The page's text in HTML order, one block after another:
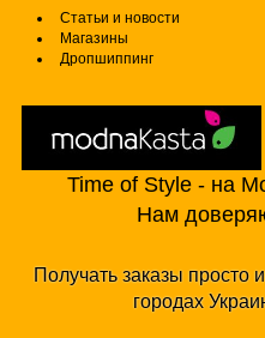
Статьи и новости
Магазины
Дропшиппинг
Time of Style - на
Нам
Получать заказы просто
городах